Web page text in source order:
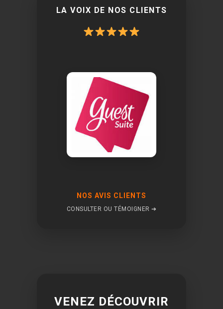
LA VOIX DE NOS CLIENTS
NOS AVIS CLIENTS
CONSULTER OU TÉMOIGNER ➔
VENEZ DÉCOUVRIR